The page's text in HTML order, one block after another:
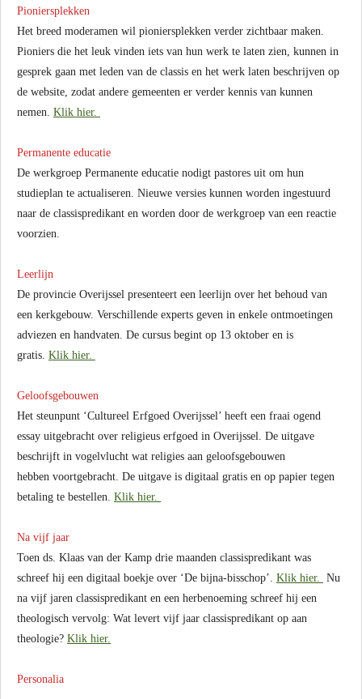
Pioniersplekken
Het breed moderamen wil pioniersplekken verder zichtbaar maken.
Pioniers die het leuk vinden iets van hun werk te laten zien, kunnen in
gesprek gaan met leden van de classis en het werk laten beschrijven op
de website, zodat andere gemeenten er verder kennis van kunnen
nemen. Klik hier.
Permanente educatie
De werkgroep Permanente educatie nodigt pastores uit om hun
studieplan te actualiseren. Nieuwe versies kunnen worden ingestuurd
naar de classispredikant en worden door de werkgroep van een reactie
voorzien.
Leerlijn
De provincie Overijssel presenteert een leerlijn over het behoud van
een kerkgebouw. Verschillende experts geven in enkele ontmoetingen
adviezen en handvaten. De cursus begint op 13 oktober en is
gratis. Klik hier.
Geloofsgebouwen
Het steunpunt ‘Cultureel Erfgoed Overijssel’ heeft een fraai ogend
essay uitgebracht over religieus erfgoed in Overijssel. De uitgave
beschrijft in vogelvlucht wat religies aan geloofsgebouwen
hebben voortgebracht. De uitgave is digitaal gratis en op papier tegen
betaling te bestellen. Klik hier.
Na vijf jaar
Toen ds. Klaas van der Kamp drie maanden classispredikant was
schreef hij een digitaal boekje over ‘De bijna-bisschop’. Klik hier. Nu
na vijf jaren classispredikant en een herbenoeming schreef hij een
theologisch vervolg: Wat levert vijf jaar classispredikant op aan
theologie? Klik hier.
Personalia